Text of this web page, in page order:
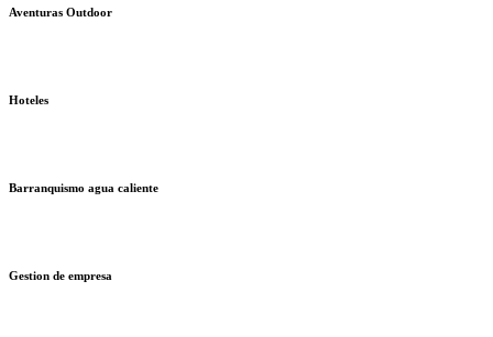
Aventuras Outdoor
Hoteles
Barranquismo agua caliente
Gestion de empresa